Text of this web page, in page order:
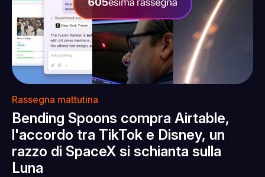
Rassegna mattutina
Bending Spoons compra Airtable,
l'accordo tra TikTok e Disney, un
razzo di SpaceX si schianta sulla
Luna